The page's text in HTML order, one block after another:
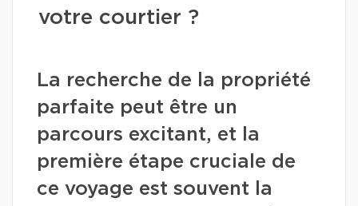
votre courtier ?
La recherche de la propriété
parfaite peut être un
parcours excitant, et la
première étape cruciale de
ce voyage est souvent la